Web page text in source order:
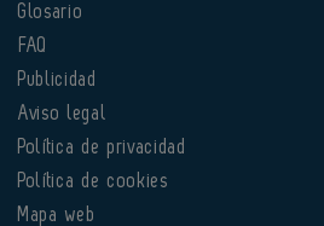
Glosario
FAQ
Publicidad
Aviso legal
Política de privacidad
Política de cookies
Mapa web